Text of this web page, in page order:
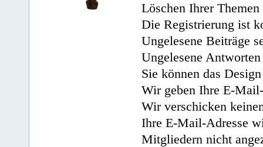
Löschen Ihrer
Die Registrierung ist
Ungelesene Beiträge
Ungelesene
Sie können das
Wir geben Ihre E-
Wir verschicken
Ihre E-Mail-Adresse
Mitgliedern nicht